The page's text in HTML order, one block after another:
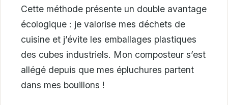
Cette méthode présente un double avantage
écologique : je valorise mes déchets de
cuisine et j’évite les emballages plastiques
des cubes industriels. Mon composteur s’est
allégé depuis que mes épluchures partent
dans mes bouillons !